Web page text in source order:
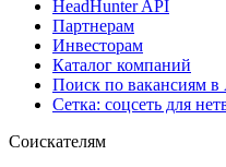
HeadHunter API
Партнерам
Инвесторам
Каталог компаний
Поиск по вакансиям
Сетка: соцсеть для
Соискателям